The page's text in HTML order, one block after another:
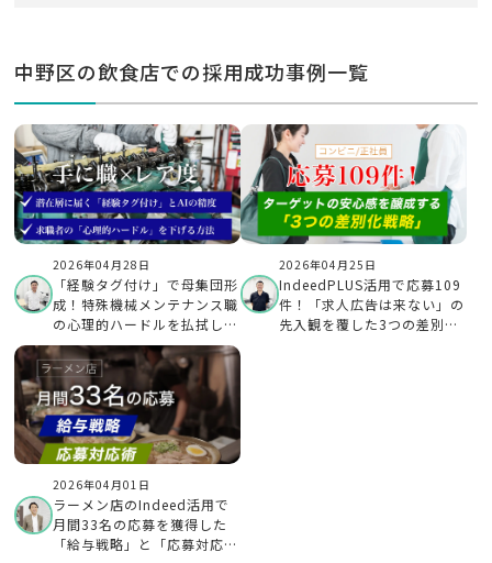
中野区の飲食店での採用成功事例一覧
2026年04月28日
「経験タグ付け」で母集団形
成！特殊機械メンテナンス職
の心理的ハードルを払拭した
Indeed PLUS活用術
2026年04月25日
IndeedPLUS活用で応募109
件！「求人広告は来ない」の
先入観を覆した3つの差別化
2026年04月01日
ラーメン店のIndeed活用で
月間33名の応募を獲得した
「給与戦略」と「応募対応